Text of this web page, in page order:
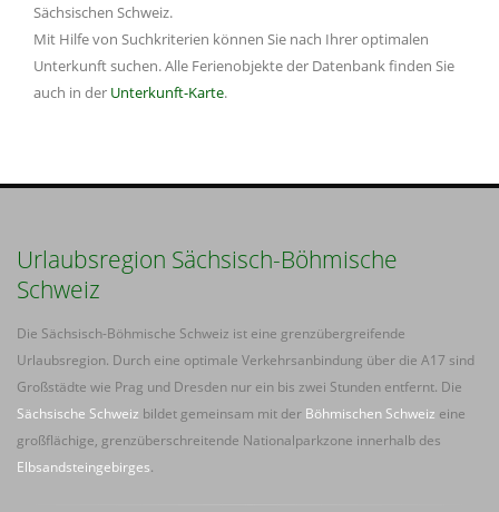
Sächsischen Schweiz.
Mit Hilfe von Suchkriterien können Sie nach Ihrer optimalen
Unterkunft suchen. Alle Ferienobjekte der Datenbank finden Sie
auch in der Unterkunft-Karte.
Urlaubsregion Sächsisch-Böhmische
Schweiz
Die Sächsisch-Böhmische Schweiz ist eine grenzübergreifende
Urlaubsregion. Durch eine optimale Verkehrsanbindung über die A17 sind
Großstädte wie Prag und Dresden nur ein bis zwei Stunden entfernt. Die
Sächsische Schweiz bildet gemeinsam mit der Böhmischen Schweiz eine
großflächige, grenzüberschreitende Nationalparkzone innerhalb des
Elbsandsteingebirges.